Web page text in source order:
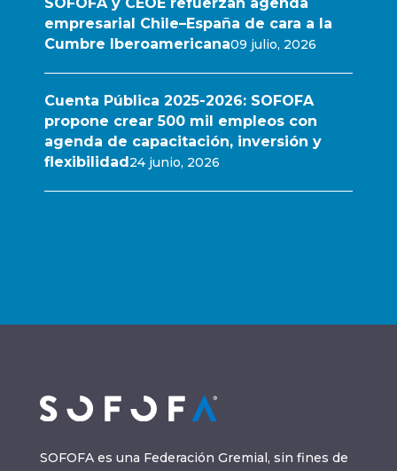
empresarial Chile–España de cara a la
Cumbre Iberoamericana09 julio, 2026
Cuenta Pública 2025-2026: SOFOFA
propone crear 500 mil empleos con
agenda de capacitación, inversión y
flexibilidad24 junio, 2026
SOFOFA es una Federación Gremial, sin fines de